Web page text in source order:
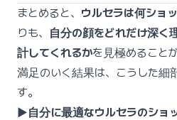
まとめると、 ウルセラは何ショ
りも、
自分の顔をどれだけ深く
計してくれるかを見極めること
満足のいく結果は、こうした細
す。
▶自分に最適なウルセラのショ